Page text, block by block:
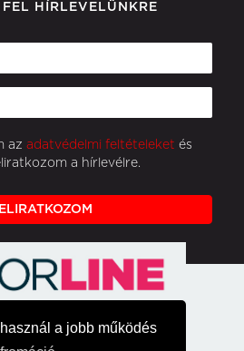
a jobb működés
FEL HÍRLEVELÜNKRE
az adatvédelmi feltételeket és
a hírlevélre.